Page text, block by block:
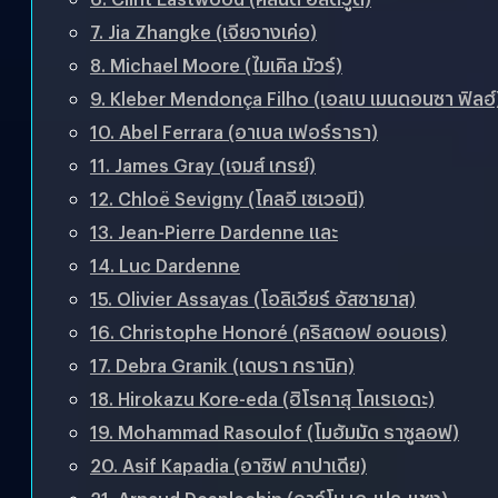
7. Jia Zhangke (เจียจางเค่อ)
8. Michael Moore (ไมเคิล มัวร์)
9. Kleber Mendonça Filho (เอลเบ เมนดอนซา ฟิล
10. Abel Ferrara (อาเบล เฟอร์รารา)
11. James Gray (เจมส์ เกรย์)
12. Chloë Sevigny (โคลอี เซเวอนี)
13. Jean-Pierre Dardenne และ
14. Luc Dardenne
15. Olivier Assayas (โอลิเวียร์ อัสซายาส)
16. Christophe Honoré (คริสตอฟ ออนอเร)
17. Debra Granik (เดบรา กรานิก)
18. Hirokazu Kore-eda (ฮิโรคาสุ โคเรเอดะ)
19. Mohammad Rasoulof (โมฮัมมัด ราซูลอฟ)
20. Asif Kapadia (อาซิฟ คาปาเดีย)